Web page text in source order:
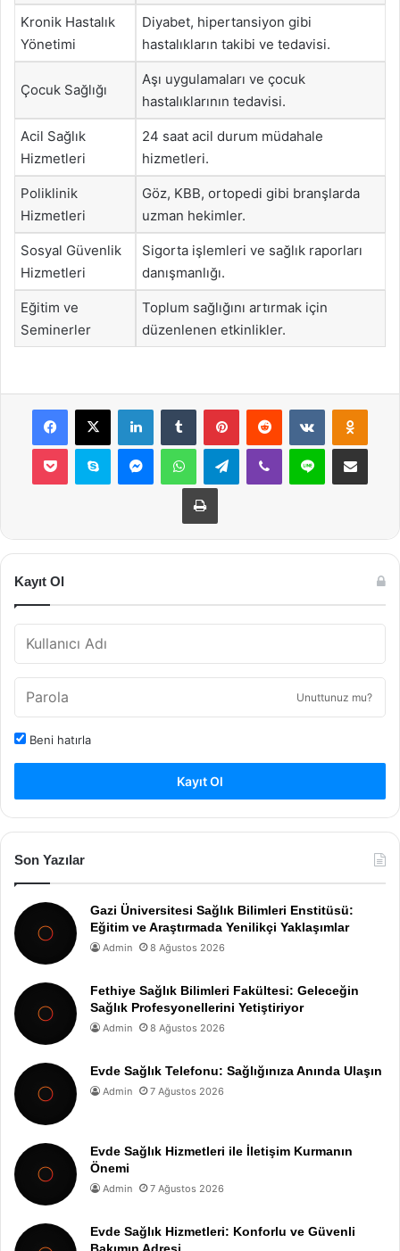
Kronik Hastalık
Yönetimi
Diyabet, hipertansiyon gibi
hastalıkların takibi ve tedavisi.
Çocuk Sağlığı
Aşı uygulamaları ve çocuk
hastalıklarının tedavisi.
Acil Sağlık
Hizmetleri
24 saat acil durum müdahale
hizmetleri.
Poliklinik
Hizmetleri
Göz, KBB, ortopedi gibi branşlarda
uzman hekimler.
Sosyal Güvenlik
Hizmetleri
Sigorta işlemleri ve sağlık raporları
danışmanlığı.
Eğitim ve
Seminerler
Toplum sağlığını artırmak için
düzenlenen etkinlikler.
Facebook
X LinkedInTumblr PinterestReddit VKontakte
Pocket Skype MessengerWhatsAppTelegramViber Line E-Posta ile
Yazdır
Kayıt Ol
Unuttunuz mu?
Beni hatırla
Kayıt Ol
Son Yazılar
Gazi Üniversitesi Sağlık Bilimleri Enstitüsü:
Eğitim ve Araştırmada Yenilikçi Yaklaşımlar
Admin 8 Ağustos 2026
Fethiye Sağlık Bilimleri Fakültesi: Geleceğin
Sağlık Profesyonellerini Yetiştiriyor
Admin 8 Ağustos 2026
Evde Sağlık Telefonu: Sağlığınıza Anında Ulaşın
Admin 7 Ağustos 2026
Evde Sağlık Hizmetleri ile İletişim Kurmanın
Önemi
Admin 7 Ağustos 2026
Evde Sağlık Hizmetleri: Konforlu ve Güvenli